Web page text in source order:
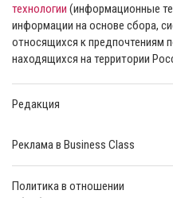
технологии (информационные
информации на основе сбора,
относящихся к предпочтениям
находящихся на территории
Редакция
Реклама в Business Class
Политика в отношении